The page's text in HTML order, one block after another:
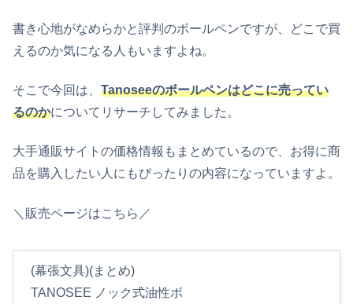
書き心地がなめらかと評判のボールペンですが、どこで買
えるのか気になる人もいますよね。
そこで今回は、 Tanoseeのボールペンはどこに売ってい
るのかについてリサーチしてみました。
大手通販サイトの価格情報もまとめているので、お得に商
品を購入したい人にもぴったりの内容になっていますよ。
＼販売ページはこちら／
(幕張文具)(まとめ)
TANOSEE ノック式油性ボ